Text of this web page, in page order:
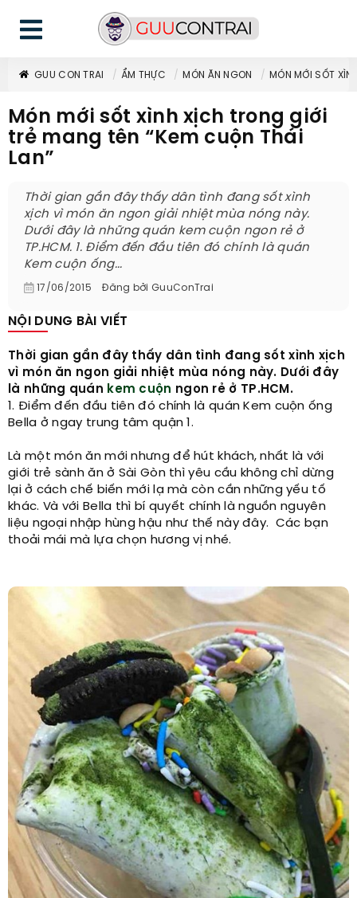
GUU CON TRAI ẨM THỰC MÓN ĂN NGON MÓN MỚI SỐT
Món mới sốt xình xịch trong giới
trẻ mang tên “Kem cuộn Thái
Lan”
Thời gian gần đây thấy dân tình đang sốt xình
xịch vì món ăn ngon giải nhiệt mùa nóng này.
Dưới đây là những quán kem cuộn ngon rẻ ở
TP.HCM. 1. Điểm đến đầu tiên đó chính là quán
Kem cuộn ống...
17/06/2015 Đăng bởi GuuConTrai
NỘI DUNG BÀI VIẾT
Thời gian gần đây thấy dân tình đang sốt xình xịch
vì món ăn ngon giải nhiệt mùa nóng này. Dưới đây
là những quán kem cuộn ngon rẻ ở TP.HCM.
1. Điểm đến đầu tiên đó chính là quán Kem cuộn ống
Bella ở ngay trung tâm quận 1.
Là một món ăn mới nhưng để hút khách, nhất là với
giới trẻ sành ăn ở Sài Gòn thì yêu cầu không chỉ dừng
lại ở cách chế biến mới lạ mà còn cần những yếu tố
khác. Và với Bella thì bí quyết chính là nguồn nguyên
liệu ngoại nhập hùng hậu như thế này đây. Các bạn
thoải mái mà lựa chọn hương vị nhé.